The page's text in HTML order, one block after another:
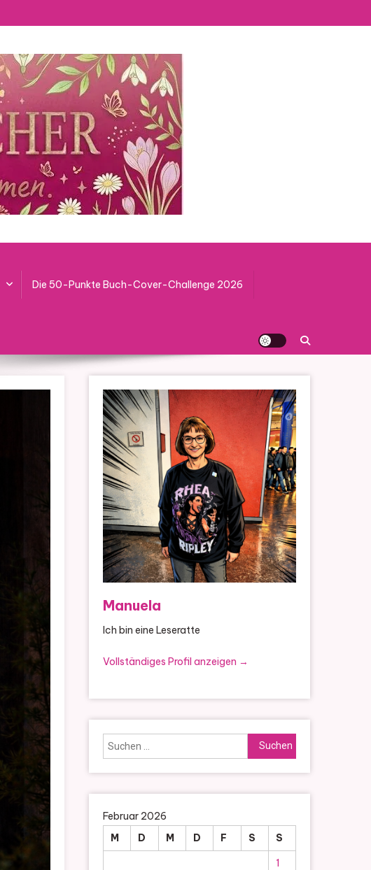
Die 50-Punkte Buch-Cover-Challenge 2026
Manuela
Ich bin eine Leseratte
Vollständiges Profil anzeigen →
Suchen
nach:
Februar 2026
M
D M D F S
S
1